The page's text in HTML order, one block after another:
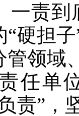
一责到
“硬担
管领域
任单
责”，